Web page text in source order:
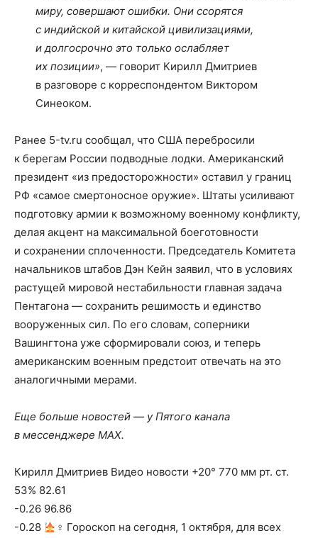
миру, совершают ошибки. Они ссорятся
с индийской и китайской цивилизациями,
и долгосрочно это только ослабляет
их позиции», — говорит Кирилл Дмитриев
в разговоре с корреспондентом Виктором
Синеоком.
Ранее 5-tv.ru сообщал, что США перебросили
к берегам России подводные лодки. Американский
президент «из предосторожности» оставил у границ
РФ «самое смертоносное оружие». Штаты усиливают
подготовку армии к возможному военному конфликту,
делая акцент на максимальной боеготовности
и сохранении сплоченности. Председатель Комитета
начальников штабов Дэн Кейн заявил, что в условиях
растущей мировой нестабильности главная задача
Пентагона — сохранить решимость и единство
вооруженных сил. По его словам, соперники
Вашингтона уже сформировали союз, и теперь
американским военным предстоит отвечать на это
аналогичными мерами.
Еще больше новостей — у Пятого канала
в мессенджере MAX.
Кирилл Дмитриев Видео новости +20° 770 мм рт. ст.
53% 82.61
-0.26 96.86
-0.28
‍♀ Гороскоп на сегодня, 1 октября, для всех